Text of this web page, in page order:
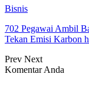
Bisnis
702 Pegawai Ambil
Tekan Emisi Karbon
Prev Next
Komentar Anda